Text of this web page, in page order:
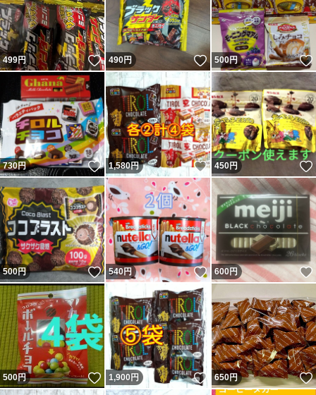
499円 いいね！
490円 いいね！
500円
730円 いいね！
1,580円 いいね！
450円
500円 いいね！
540円 いいね！
600円
500円 いいね！
1,900 円 いいね！
650円